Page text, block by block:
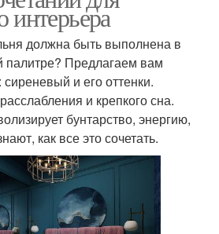
интерьера
должна быть выполнена в
палитре? Предлагаем вам
и его оттенки.
и крепкого сна.
бунтарство, энергию,
как все это сочетать.